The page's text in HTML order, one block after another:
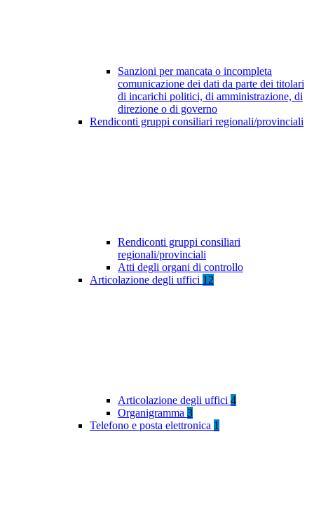
Sanzioni per mancata o incompleta
comunicazione dei dati da parte dei titolari
di incarichi politici, di amministrazione, di
direzione o di governo
Rendiconti gruppi consiliari regionali/provinciali
Rendiconti gruppi consiliari
regionali/provinciali
Atti degli organi di controllo
Articolazione degli uffici 12
Articolazione degli uffici 4
Organigramma 3
Telefono e posta elettronica 1